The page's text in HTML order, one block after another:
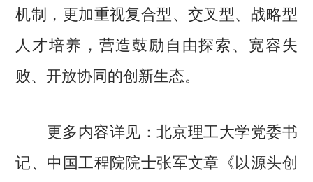
机制，更加重视复合型、交叉型、战略型
人才培养，营造鼓励自由探索、宽容失
败、开放协同的创新生态。
更多内容详见：北京理工大学党委书
记、中国工程院院士张军文章《以源头创